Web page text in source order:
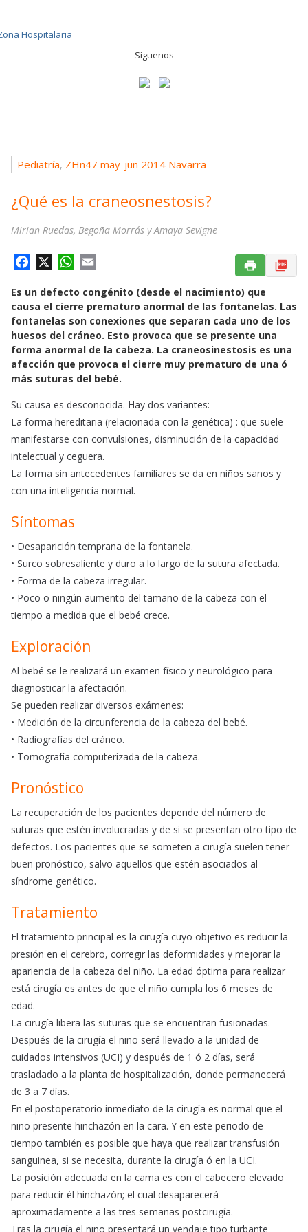
Síguenos
Pediatría, ZHn47 may-jun 2014 Navarra
¿Qué es la craneosnestosis?
Mirian Ruedas, Begoña Morrás y Amaya Sevigne
c
e
b
o
o
k
W
a
t
s
A
p
p
a
i
l
Es un defecto congénito (desde el nacimiento) que
causa el cierre prematuro anormal de las fontanelas. Las
fontanelas son conexiones que separan cada uno de los
huesos del cráneo. Esto provoca que se presente una
forma anormal de la cabeza. La craneosinestosis es una
afección que provoca el cierre muy prematuro de una ó
más suturas del bebé.
Su causa es desconocida. Hay dos variantes:
La forma hereditaria (relacionada con la genética) : que suele
manifestarse con convulsiones, disminución de la capacidad
intelectual y ceguera.
La forma sin antecedentes familiares se da en niños sanos y
con una inteligencia normal.
Síntomas
• Desaparición temprana de la fontanela.
• Surco sobresaliente y duro a lo largo de la sutura afectada.
• Forma de la cabeza irregular.
• Poco o ningún aumento del tamaño de la cabeza con el
tiempo a medida que el bebé crece.
Exploración
Al bebé se le realizará un examen físico y neurológico para
diagnosticar la afectación.
Se pueden realizar diversos exámenes:
• Medición de la circunferencia de la cabeza del bebé.
• Radiografías del cráneo.
• Tomografía computerizada de la cabeza.
Pronóstico
La recuperación de los pacientes depende del número de
suturas que estén involucradas y de si se presentan otro tipo de
defectos. Los pacientes que se someten a cirugía suelen tener
buen pronóstico, salvo aquellos que estén asociados al
síndrome genético.
Tratamiento
El tratamiento principal es la cirugía cuyo objetivo es reducir la
presión en el cerebro, corregir las deformidades y mejorar la
apariencia de la cabeza del niño. La edad óptima para realizar
está cirugía es antes de que el niño cumpla los 6 meses de
edad.
La cirugía libera las suturas que se encuentran fusionadas.
Después de la cirugía el niño será llevado a la unidad de
cuidados intensivos (UCI) y después de 1 ó 2 días, será
trasladado a la planta de hospitalización, donde permanecerá
de 3 a 7 días.
En el postoperatorio inmediato de la cirugía es normal que el
niño presente hinchazón en la cara. Y en este periodo de
tiempo también es posible que haya que realizar transfusión
sanguinea, si se necesita, durante la cirugía ó en la UCI.
La posición adecuada en la cama es con el cabecero elevado
para reducir él hinchazón; el cual desaparecerá
aproximadamente a las tres semanas postcirugía.
Tras la cirugía el niño presentará un vendaje tipo turbante